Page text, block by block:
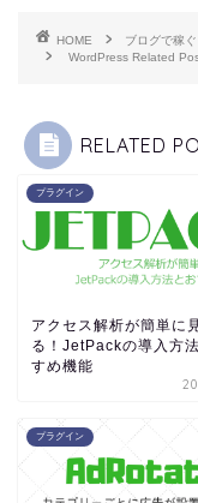
HOME ブログで稼ぐ
WordPress Related
RELATED
プラグイン
アクセス解析が簡単に
る！JetPackの導入方
すめ機能
プラグイン